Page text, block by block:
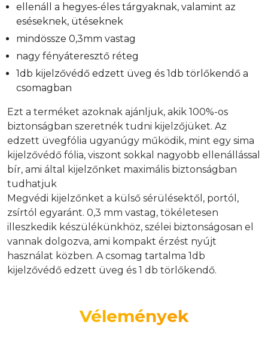
ellenáll a hegyes-éles tárgyaknak, valamint az
eséseknek, ütéseknek
mindössze 0,3mm vastag
nagy fényáteresztő réteg
1db kijelzővédő edzett üveg és 1db törlőkendő a
csomagban
Ezt a terméket azoknak ajánljuk, akik 100%-os
biztonságban szeretnék tudni kijelzőjüket. Az
edzett üvegfólia ugyanúgy működik, mint egy sima
kijelzővédő fólia, viszont sokkal nagyobb ellenállással
bír, ami által kijelzőnket maximális biztonságban
tudhatjuk
Megvédi kijelzőnket a külső sérülésektől, portól,
zsírtól egyaránt. 0,3 mm vastag, tökéletesen
illeszkedik készülékünkhöz, szélei biztonságosan el
vannak dolgozva, ami kompakt érzést nyújt
használat közben. A csomag tartalma 1db
kijelzővédő edzett üveg és 1 db törlőkendő.
Vélemények